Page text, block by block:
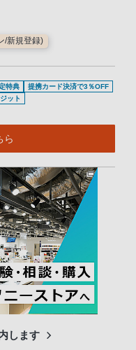
/新規登録)
特典
提携カード決済で3％OFF
ット
ら
します